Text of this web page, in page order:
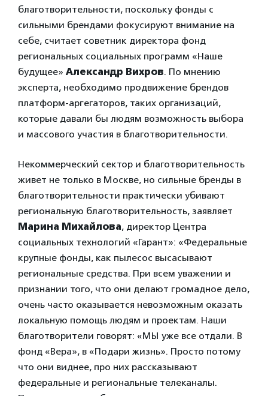
благотворительности, поскольку фонды с
сильными брендами фокусируют внимание на
себе, считает советник директора фонд
региональных социальных программ «Наше
будущее» Александр Вихров. По мнению
эксперта, необходимо продвижение брендов
платформ-аргегаторов, таких организаций,
которые давали бы людям возможность выбора
и массового участия в благотворительности.
Некоммерческий сектор и благотворительность
живет не только в Москве, но сильные бренды в
благотворительности практически убивают
региональную благотворительность, заявляет
Марина Михайлова, директор Центра
социальных технологий «Гарант»: «Федеральные
крупные фонды, как пылесос высасывают
региональные средства. При всем уважении и
признании того, что они делают громадное дело,
очень часто оказывается невозможным оказать
локальную помощь людям и проектам. Наши
благотворители говорят: «МЫ уже все отдали. В
фонд «Вера», в «Подари жизнь». Просто потому
что они виднее, про них рассказывают
федеральные и региональные телеканалы.